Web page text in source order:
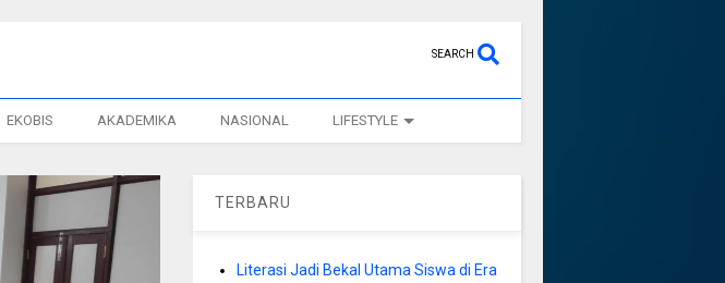
SEARCH
EKOBIS AKADEMIKA NASIONAL LIFESTYLE
TERBARU
Literasi Jadi Bekal Utama Siswa di Era